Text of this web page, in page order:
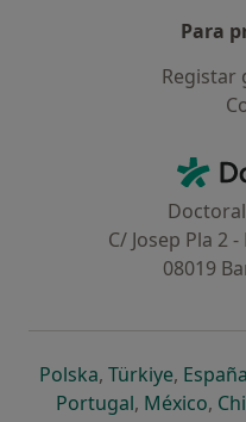
Para
Registar
C/ Josep Pla 2
08019
Polskaabre num novo
, Türkiyeabre
, España
Portugalabre num
, México,